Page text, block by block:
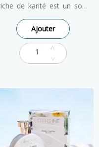
de karité est un soin
pour le corps à la fragrance
florale de Frangipanier.
Naturellement granuleuse
dans son état brut, la
texture du baume au karité
formule nourrissante
inédite. Elle allie de la Cire
d’Abeille 100% d’origine
Ajouter